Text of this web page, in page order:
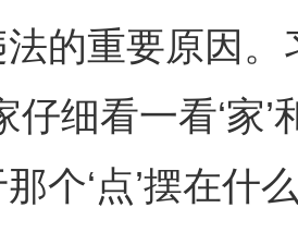
的重要原因
仔细看一看‘家
个‘点’摆在什